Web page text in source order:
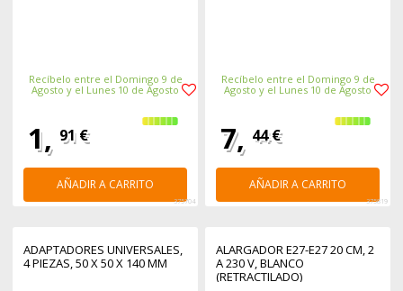
Recíbelo entre el Domingo 9 de
Agosto y el Lunes 10 de Agosto
1, 91 €
AÑADIR A CARRITO
375704
Recíbelo entre el Domingo 9 de
Agosto y el Lunes 10 de Agosto
7, 44 €
AÑADIR A CARRITO
375819
ADAPTADORES UNIVERSALES,
4 PIEZAS, 50 X 50 X 140 MM
ALARGADOR E27-E27 20 CM, 2
A 230 V, BLANCO
(RETRACTILADO)